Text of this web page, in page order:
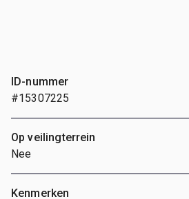
ID-nummer
#15307225
Op veilingterrein
Nee
Kenmerken